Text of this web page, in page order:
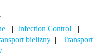
| Infection Control
|
bielizny |
Transport